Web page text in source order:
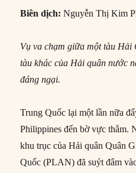
Biên dịch: Nguyễn Thị Kim
Vụ va chạm giữa một tàu Hải
tàu khác của Hải quân nước
đáng ngại.
Trung Quốc lại một lần nữa
Philippines đến bờ vực thẳm.
khu trục của Hải quân Quân
Quốc (PLAN) đã suýt đâm